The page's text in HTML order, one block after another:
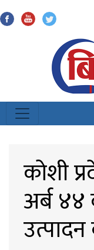
कोशी
अर्ब ४४
उत्पादन